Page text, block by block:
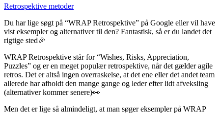
Retrospektive metoder
Du har lige søgt på “WRAP Retrospektive” på Google eller vil have
vist eksempler og alternativer til den? Fantastisk, så er du landet det
rigtige sted🎉
WRAP Retrospektive står for “Wishes, Risks, Appreciation,
Puzzles” og er en meget populær retrospektive, når det gælder agile
retros. Det er altså ingen overraskelse, at det ene eller det andet team
allerede har afholdt den mange gange og leder efter lidt afveksling
(alternativer kommer senere)👀
Men det er lige så almindeligt, at man søger eksempler på WRAP